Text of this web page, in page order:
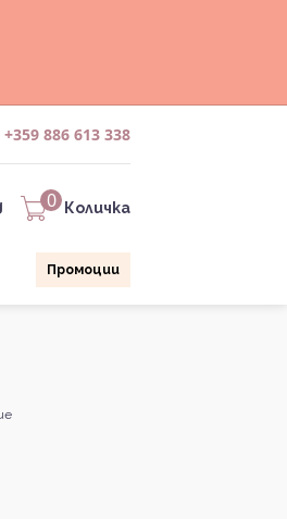
+359 886 613 338
0 Количка
Промоции